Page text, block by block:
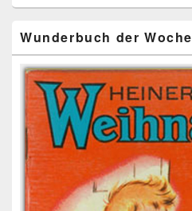
Wunderbuch der Woche